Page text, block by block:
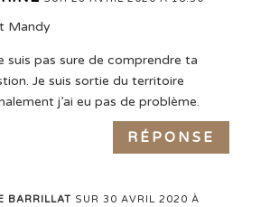
Mandy
suis pas sure de comprendre ta
Je suis sortie du territoire
j’ai eu pas de problème.
RÉPONSE
BARRILLAT SUR 30 AVRIL 2020 À